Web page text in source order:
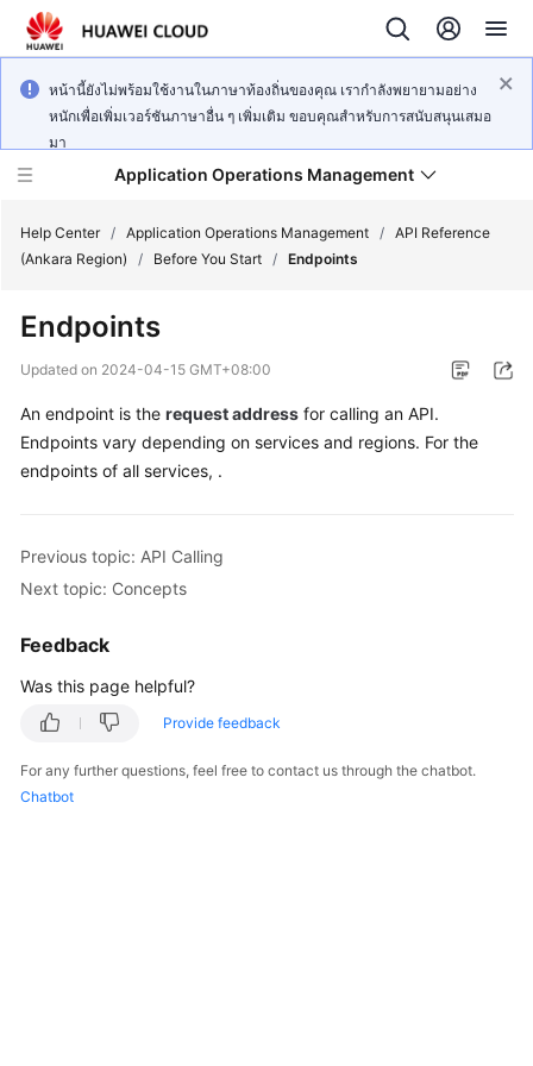
หน้านี้ยังไม่พร้อมใช้งานในภาษาท้องถิ่นของคุณ เรากำลังพยายามอย่าง
หนักเพื่อเพิ่มเวอร์ชันภาษาอื่น ๆ เพิ่มเติม ขอบคุณสำหรับการสนับสนุนเสมอ
มา
Application Operations Management
New
Overview
Billing
Started
Best
Practices
API
Reference
Help Center / Application Operations Management / API Reference
(Ankara Region)
/ Before You Start / Endpoints
Endpoints
Updated on 2024-04-15 GMT+08:00
An endpoint is the request address for calling an API.
Endpoints vary depending on services and regions. For the
endpoints of all services, .
Previous topic: API Calling
Next topic: Concepts
Feedback
Was this page helpful?
Provide feedback
For any further questions, feel free to contact us through the chatbot.
Chatbot